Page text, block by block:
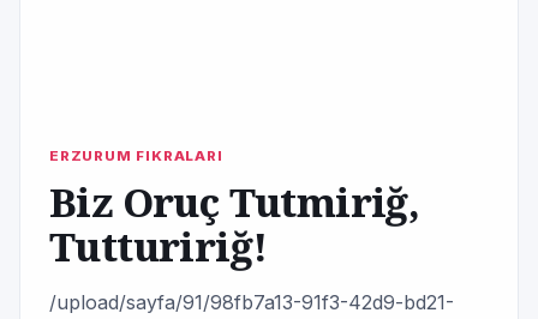
ERZURUM FIKRALARI
Biz Oruç Tutmiriğ,
Tuttuririğ!
/upload/sayfa/91/98fb7a13-91f3-42d9-bd21-